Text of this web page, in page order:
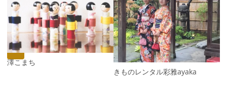
e
v
i
o
u
s
金澤こまち
きものレンタル彩雅ayaka
N
e
x
t